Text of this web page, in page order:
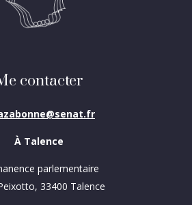
contacter
À Talence
parlementaire
33400 Talence